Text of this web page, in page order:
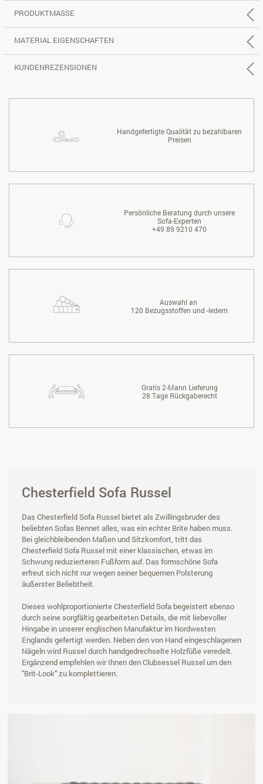
PRODUKTMASSE
MATERIAL EIGENSCHAFTEN
KUNDENREZENSIONEN
Handgefertigte Qualität zu bezahlbaren
Preisen
Persönliche Beratung durch unsere
Sofa-Experten
+49 89 9210 470
Auswahl an
120 Bezugsstoffen und -ledern
Gratis 2-Mann Lieferung
28 Tage Rückgaberecht
Chesterfield Sofa Russel
Das Chesterfield Sofa Russel bietet als Zwillingsbruder des
beliebten Sofas Bennet alles, was ein echter Brite haben muss.
Bei gleichbleibenden Maßen und Sitzkomfort, tritt das
Chesterfield Sofa Russel mit einer klassischen, etwas im
Schwung reduzierteren Fußform auf. Das formschöne Sofa
erfreut sich nicht nur wegen seiner bequemen Polsterung
äußerster Beliebtheit.
Dieses wohlproportionierte Chesterfield Sofa begeistert ebenso
durch seine sorgfältig gearbeiteten Details, die mit liebevoller
Hingabe in unserer englischen Manufaktur im Nordwesten
Englands gefertigt werden. Neben den von Hand eingeschlagenen
Nägeln wird Russel durch handgedrechselte Holzfüße veredelt.
Ergänzend empfehlen wir Ihnen den Clubsessel Russel um den
"Brit-Look" zu komplettieren.